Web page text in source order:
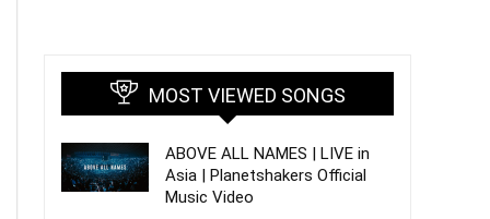
MOST VIEWED SONGS
ABOVE ALL NAMES | LIVE in
Asia | Planetshakers Official
Music Video